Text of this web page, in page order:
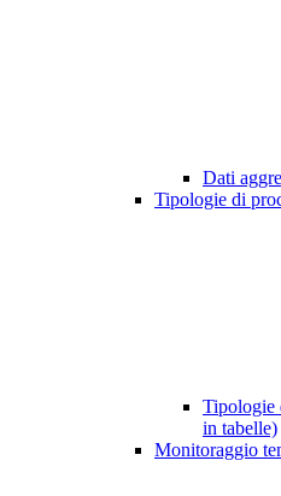
Dati
Tipologie di
Tipologie
in tabelle)
Monitoraggio